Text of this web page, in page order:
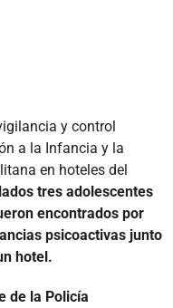
y control
a la Infancia y la
en hoteles del
tres adolescentes
encontrados por
psicoactivas junto
hotel.
de la Policía